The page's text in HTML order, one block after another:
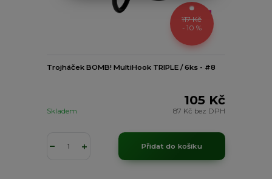
117 Kč
- 10 %
Trojháček BOMB! MultiHook TRIPLE / 6ks - #8
105 Kč
87 Kč bez DPH
Skladem
Přidat do košíku